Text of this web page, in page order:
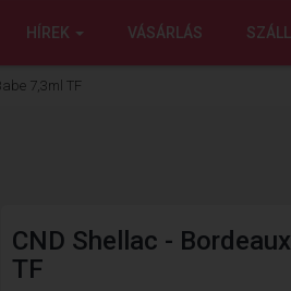
HÍREK VÁSÁRLÁS
7,3ml TF
CND Shellac -
TF